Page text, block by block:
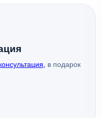
, в подарок